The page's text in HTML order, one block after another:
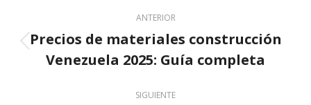
navigation
ANTERIOR
Previous
post:
Precios de materiales construcción
Venezuela 2025: Guía completa
SIGUIENTE